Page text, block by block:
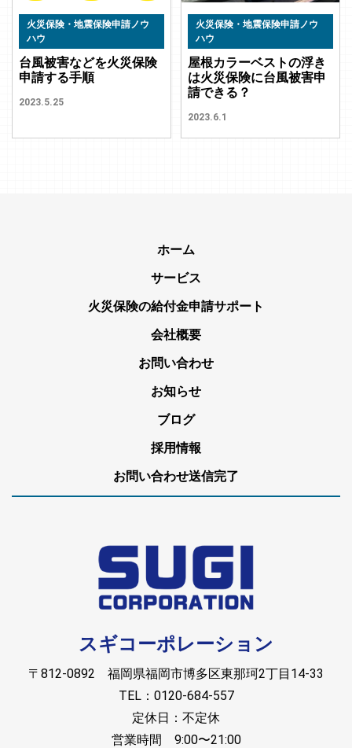
火災保険・地震保険申請ノウ
ハウ
台風被害などを火災保険
申請する手順
2023.5.25
火災保険・地震保険申請ノウ
ハウ
屋根カラーベストの浮き
は火災保険に台風被害申
請できる？
2023.6.1
ホーム
サービス
火災保険の給付金申請サポート
会社概要
お問い合わせ
お知らせ
ブログ
採用情報
お問い合わせ送信完了
スギコーポレーション
〒812-0892 福岡県福岡市博多区東那珂2丁目14-33
TEL：0120-684-557
定休日：不定休
営業時間 9:00〜21:00